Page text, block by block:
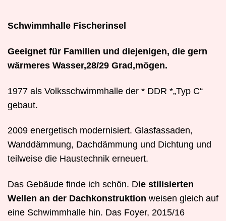
Schwimmhalle Fischerinsel
Geeignet für Familien und diejenigen, die gern
wärmeres Wasser,28/29 Grad,mögen.
1977 als Volksschwimmhalle der * DDR *„Typ C“
gebaut.
2009 energetisch modernisiert. Glasfassaden,
Wanddämmung, Dachdämmung und Dichtung und
teilweise die Haustechnik erneuert.
Das Gebäude finde ich schön. Die stilisierten
Wellen an der Dachkonstruktion weisen gleich auf
eine Schwimmhalle hin. Das Foyer, 2015/16